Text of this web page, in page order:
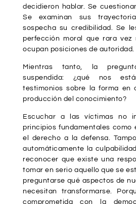
decidieron hablar. Se
Se examinan sus
sospecha su credibilidad. Se
perfección moral que rara vez
ocupan posiciones de autoridad.
Mientras tanto, la
suspendida: ¿qué nos
testimonios sobre la forma en
producción del conocimiento?
Escuchar a las víctimas no
principios fundamentales como
el derecho a la defensa.
automáticamente la
reconocer que existe una
tomar en serio aquello que se
preguntarse qué aspectos de
necesitan transformarse.
comprometida con la